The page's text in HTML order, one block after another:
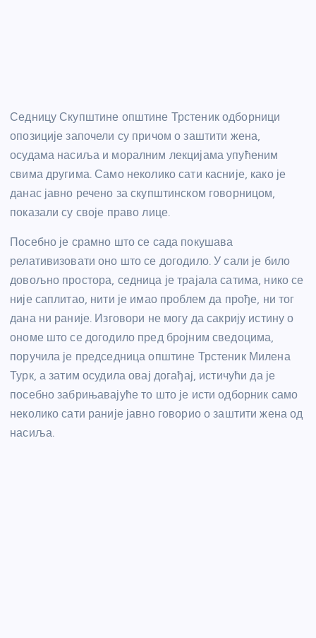
Седницу Скупштине општине Трстеник одборници
опозиције започели су причом о заштити жена,
осудама насиља и моралним лекцијама упућеним
свима другима. Само неколико сати касније, како је
данас јавно речено за скупштинском говорницом,
показали су своје право лице.
Посебно је срамно што се сада покушава
релативизовати оно што се догодило. У сали је било
довољно простора, седница је трајала сатима, нико се
није саплитао, нити је имао проблем да прође, ни тог
дана ни раније. Изговори не могу да сакрију истину о
ономе што се догодило пред бројним сведоцима,
поручила је председница општине Трстеник Милена
Турк, а затим осудила овај догађај, истичући да је
посебно забрињавајуће то што је исти одборник само
неколико сати раније јавно говорио о заштити жена од
насиља.